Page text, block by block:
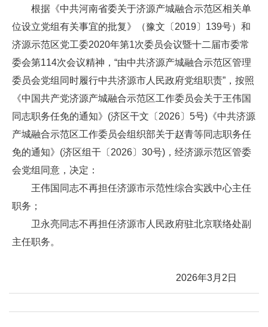
根据《中共河南省委关于济源产城融合示范区相关单
位设立党组有关事宜的批复》（豫文〔2019〕139号）和
济源示范区党工委2020年第1次委员会议暨十二届市委常
委会第114次会议精神，“由中共济源产城融合示范区管理
委员会党组同时履行中共济源市人民政府党组职责”，按照
《中国共产党济源产城融合示范区工作委员会关于王伟国
同志职务任免的通知》(济区干文〔2026〕5号)《中共济源
产城融合示范区工作委员会组织部关于赵青等同志职务任
免的通知》(济区组干〔2026〕30号)，经济源示范区管委
会党组同意，决定：
王伟国同志不再担任济源市示范性综合实践中心主任
职务；
卫永亮同志不再担任济源市人民政府驻北京联络处副
主任职务。
2026年3月2日